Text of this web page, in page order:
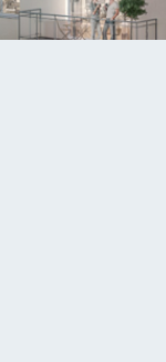
CENTRE DE
04 74